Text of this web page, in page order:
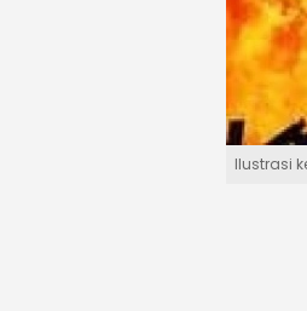
Ilustrasi